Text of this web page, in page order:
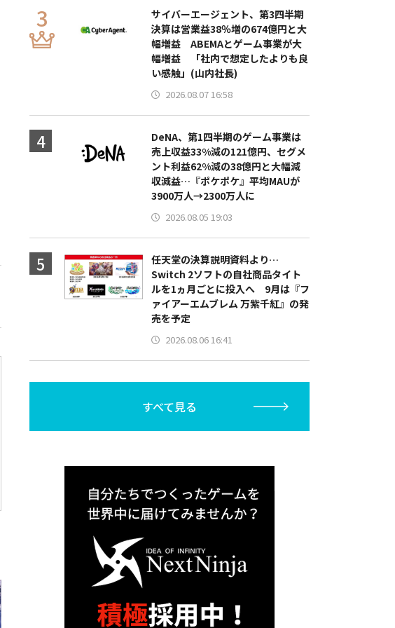
サイバーエージェント、第3四半期
決算は営業益38％増の674億円と大
幅増益 ABEMAとゲーム事業が大
幅増益 「社内で想定したよりも良
い感触」(山内社長)
2026.08.07 16:58
DeNA、第1四半期のゲーム事業は
売上収益33%減の121億円、セグメ
ント利益62%減の38億円と大幅減
収減益…『ポケポケ』平均MAUが
3900万人→2300万人に
2026.08.05 19:03
任天堂の決算説明資料より…
Switch 2ソフトの自社商品タイト
ルを1ヵ月ごとに投入へ 9月は『フ
ァイアーエムブレム 万紫千紅』の発
売を予定
2026.08.06 16:41
すべて見る